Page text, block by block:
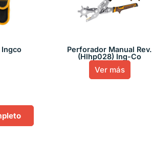
Perforador Manual Rev.
(Hlhp028) Ing-Co
Ver más